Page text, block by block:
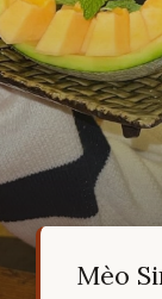
Mèo